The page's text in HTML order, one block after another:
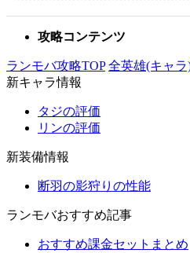
攻略コンテンツ
ランモバ攻略TOP 全英雄(キャ
新キャラ情報
タジの評価
リンの評価
新装備情報
断羽の影狩りの性能
ランモバおすすめ記事
おすすめ課金セットまとめ